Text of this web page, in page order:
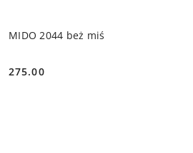
MIDO 2044 beż miś
Cena:
275.00